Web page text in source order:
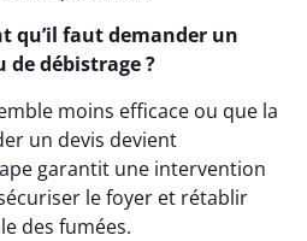
qu’il faut demander un
de débistrage ?
moins efficace ou que la
un devis devient
garantit une intervention
le foyer et rétablir
des fumées.